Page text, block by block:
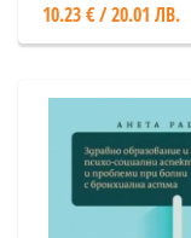
10.23 € / 20.01 ЛВ.